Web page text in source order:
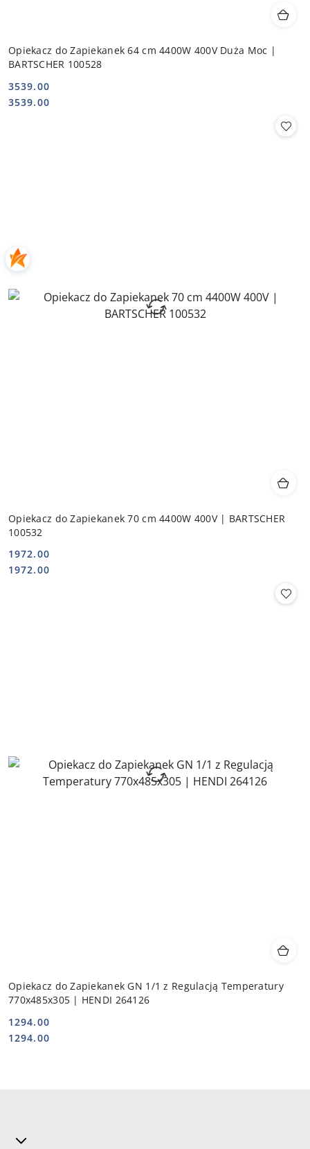
Opiekacz do Zapiekanek 64 cm 4400W 400V Duża Moc |
BARTSCHER 100528
Cena:
3539.00
Cena:
3539.00
Opiekacz do Zapiekanek 70 cm 4400W 400V | BARTSCHER
100532
Cena:
1972.00
Cena:
1972.00
Opiekacz do Zapiekanek GN 1/1 z Regulacją Temperatury
770x485x305 | HENDI 264126
Cena:
1294.00
Cena:
1294.00